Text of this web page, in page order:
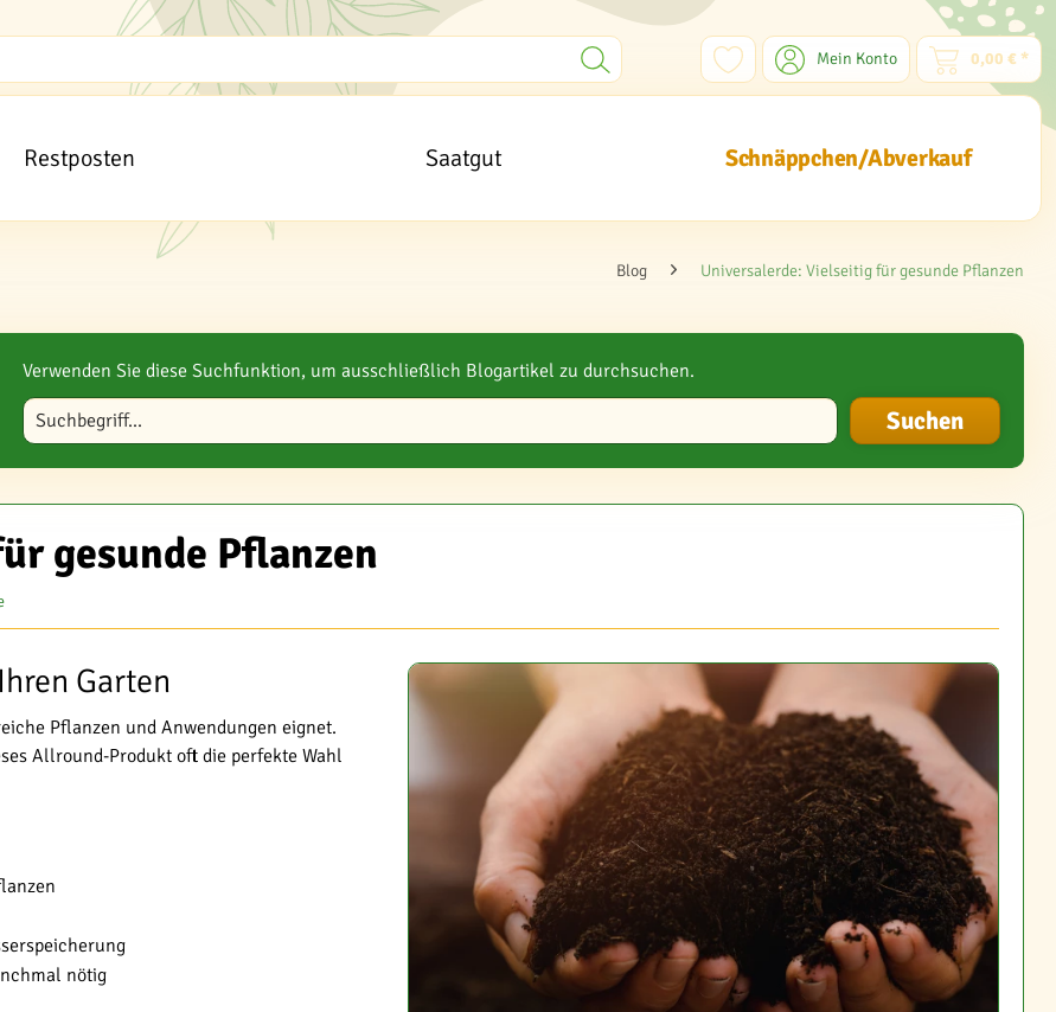
Mein Konto 0,00 € *
Restposten Saatgut Schnäppchen/Abverkauf
Blog Universalerde: Vielseitig für gesunde Pflanzen
Verwenden Sie diese Suchfunktion, um ausschließlich Blogartikel zu durchsuchen.
Blog durchsuchen
gesunde Pflanzen
Garten
Pflanzen und Anwendungen eignet.
Allround-Produkt oft die perfekte Wahl
nötig